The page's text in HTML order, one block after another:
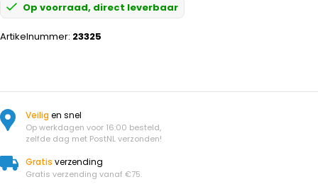
Op voorraad, direct leverbaar
Artikelnummer: 23325
Veiligen snel
Op werkdagen voor 16:00 besteld,
zelfde dag met PostNL verzonden!
Gratis verzending
Gratis verzending vanaf €75.